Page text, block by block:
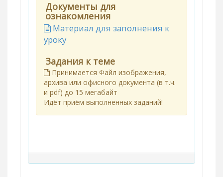
Документы для
ознакомления
Материал для заполнения к
уроку
Задания к теме
Принимается Файл изображения,
архива или офисного документа (в т.ч.
и pdf) до 15 мегабайт
Идёт приём выполненных заданий!